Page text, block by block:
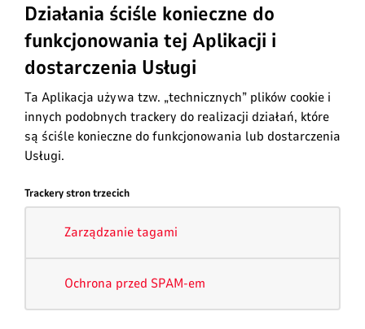
Działania ściśle konieczne do
funkcjonowania tej Aplikacji i
dostarczenia Usługi
Ta Aplikacja używa tzw. „technicznych” plików cookie i
innych podobnych trackery do realizacji działań, które
są ściśle konieczne do funkcjonowania lub dostarczenia
Usługi.
Trackery stron trzecich
Zarządzanie tagami
Ochrona przed SPAM-em